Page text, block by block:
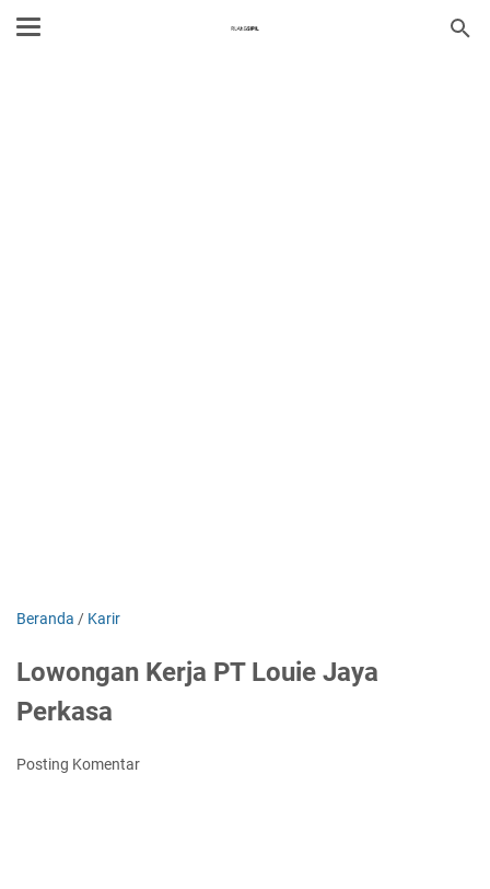
Beranda / Karir
Lowongan Kerja PT Louie Jaya
Perkasa
Posting Komentar